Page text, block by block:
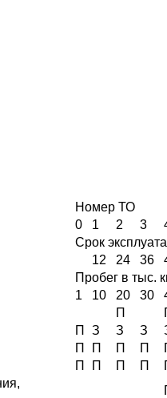
Номер ТО
0
1 2 3
Срок
12
24 36
Пробег в тыс.
1
10 20 30
П
П З З З
П П П П
П П П П